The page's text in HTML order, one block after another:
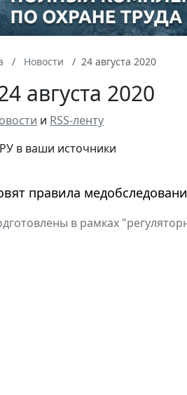
Новости 24 августа 2020
августа 2020
и RSS-ленту
в ваши источники
правила
в рамках